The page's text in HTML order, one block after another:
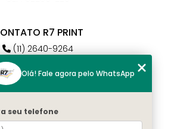
R7 PRINT
(11) 2640-9264
(11) 98784-6664
MENU
Olá! Fale agora pelo WhatsApp
seu telefone